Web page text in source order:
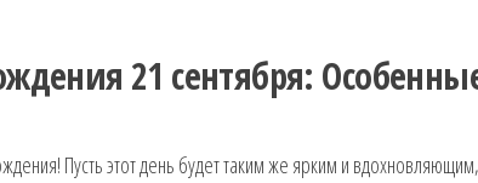
21 сентября:
Пусть этот день будет таким же ярким и